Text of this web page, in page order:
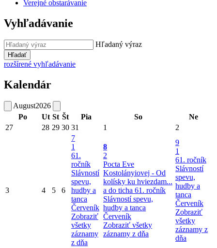
Verejné obstarávanie
Vyhľadávanie
Hľadaný výraz
Hľadať
rozšírené vyhľadávanie
Kalendár
August2026
Po
Ut St Št Pia So
Ne
27
28 29 30 31 1 2
3 4 5 6
7
1
61.
ročník
Slávností
spevu,
hudby a
tanca
Červeník
Zobraziť
všetky
záznamy
z dňa
8
2
Pocta Eve
Kostolányiovej - Od
kolísky ku hviezdam...
a do ticha 61. ročník
Slávností spevu,
hudby a tanca
Červeník
Zobraziť všetky
záznamy z dňa
9
1
61. ročník
Slávností
spevu,
hudby a
tanca
Červeník
Zobraziť
všetky
záznamy z
dňa